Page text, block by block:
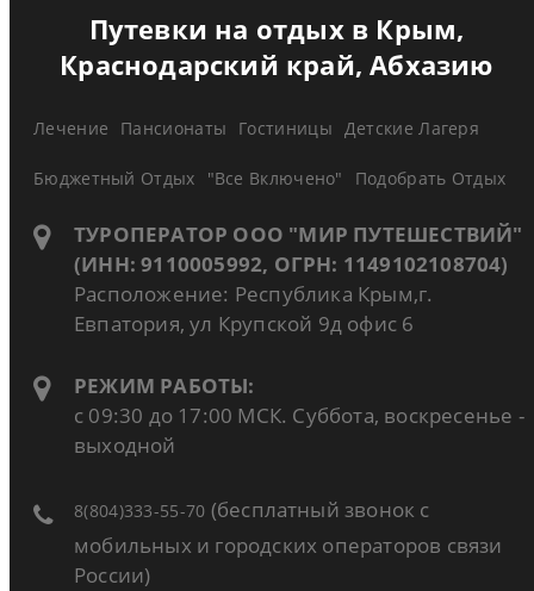
Путевки на отдых в Крым,
Краснодарский край, Абхазию
Лечение Пансионаты Гостиницы Детские Лагеря
Бюджетный Отдых "Все Включено" Подобрать Отдых
ТУРОПЕРАТОР ООО "МИР ПУТЕШЕСТВИЙ"
(ИНН: 9110005992, ОГРН: 1149102108704)
Расположение: Республика Крым,г.
Евпатория, ул Крупской 9д офис 6
РЕЖИМ РАБОТЫ:
с 09:30 до 17:00 МСК. Суббота, воскресенье -
выходной
8(804)333-55-70 (бесплатный звонок с
мобильных и городских операторов связи
России)